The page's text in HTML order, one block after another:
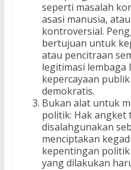
seperti masalah
asasi manusia,
kontroversial.
bertujuan untuk
atau pencitraan
legitimasi lembaga
kepercayaan
demokratis.
Bukan alat untuk
politik: Hak angket
disalahgunakan
menciptakan
kepentingan
yang dilakukan